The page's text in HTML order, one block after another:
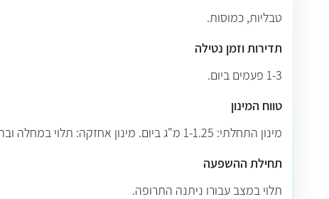
טבליות, כמוסות.
תדירות וזמן נטילה
1-3 פעמים ביום.
טווח המינון
מינון התחלתי: 1-1.25 מ"ג ביום. מינון אחזקה: תלוי במחלה ובתגובה. ברוב החולים אין צורך ביותר מ- 30 מ"ג ביום. המינון המירבי הוא 100 מ"ג ביום.
תחילת ההשפעה
תלוי במצב עבורו ניתנה התרופה.